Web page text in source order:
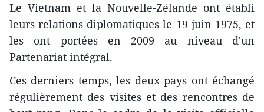
Le Vietnam et la Nouvelle-Zélande ont établi
leurs relations diplomatiques le 19 juin 1975, et
les ont portées en 2009 au niveau d'un
Partenariat intégral.
Ces derniers temps, les deux pays ont échangé
régulièrement des visites et des rencontres de